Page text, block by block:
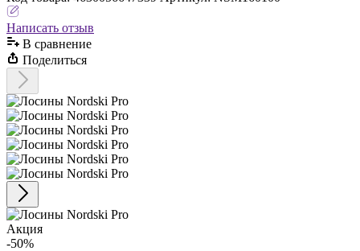
Написать отзыв
В сравнениe
Поделиться
Акция
-50%